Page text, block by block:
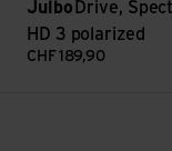
Julbo Drive,
HD 3 polarized
CHF 189,90